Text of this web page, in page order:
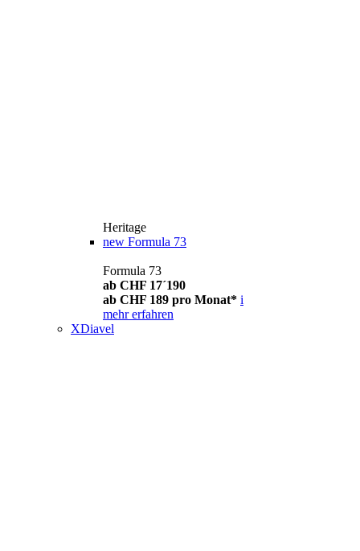
Heritage
new Formula 73
Formula 73
ab CHF 17´190
ab CHF 189 pro Monat* i
mehr erfahren
XDiavel